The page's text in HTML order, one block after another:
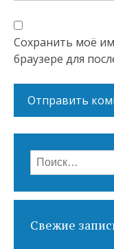
Сохранить моё
браузере для
Найти:
Свежие